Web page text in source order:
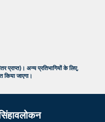
प्राप्त)। अन्य प्रतिभागियों के लिए,
किया जाएगा।